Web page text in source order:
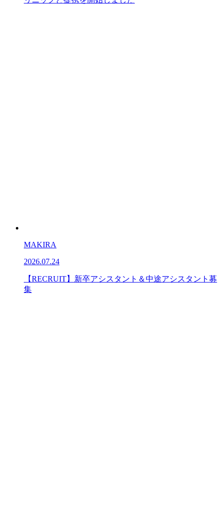
MAKIRA
2026.07.24
【RECRUIT】新卒アシスタント＆中途アシスタント募
集